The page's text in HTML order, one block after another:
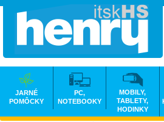
JARNÉ
POMÔCKY
PC,
NOTEBOOKY
MOBILY,
TABLETY,
HODINKY